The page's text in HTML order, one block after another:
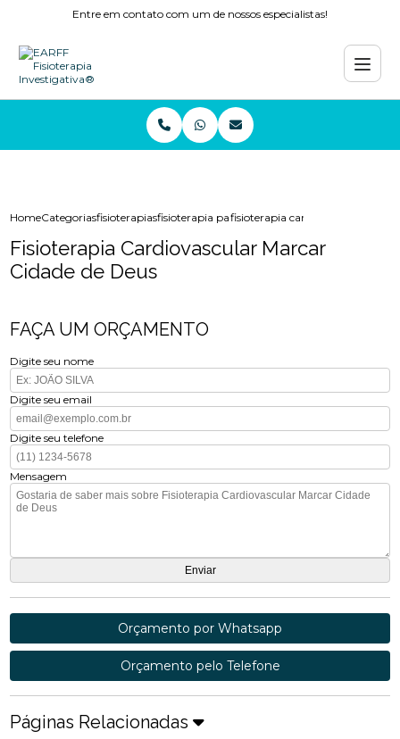
Entre em contato com um de nossos especialistas!
HomeCategoriasfisioterapiasfisioterapia para tornozelo copacabana
fisioterapia cardiovascular
Fisioterapia Cardiovascular Marcar
Cidade de Deus
FAÇA UM ORÇAMENTO
Digite seu nome
Digite seu email
Digite seu telefone
Mensagem
Orçamento por Whatsapp
Orçamento pelo Telefone
Páginas Relacionadas